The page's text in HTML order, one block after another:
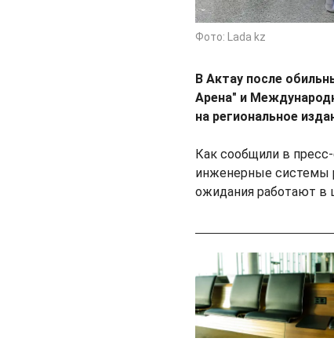
Фото: Lada kz
В Актау после
Арена" и
на региональное
Как сообщили в
инженерные системы
ожидания работают